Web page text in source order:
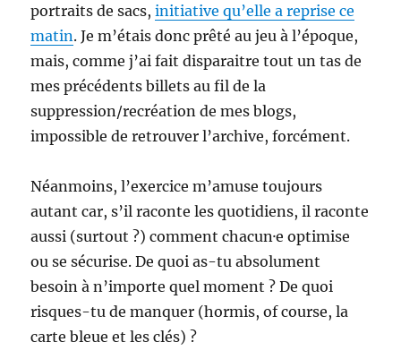
portraits de sacs,initiative qu’elle a reprise ce
matin. Je m’étais donc prêté au jeu à l’époque,
mais, comme j’ai fait disparaitre tout un tas de
mes précédents billets au fil de la
suppression/recréation de mes blogs,
impossible de retrouver l’archive, forcément.
Néanmoins, l’exercice m’amuse toujours
autant car, s’il raconte les quotidiens, il raconte
aussi (surtout ?) comment chacun·e optimise
ou se sécurise. De quoi as-tu absolument
besoin à n’importe quel moment ? De quoi
risques-tu de manquer (hormis, of course, la
carte bleue et les clés) ?